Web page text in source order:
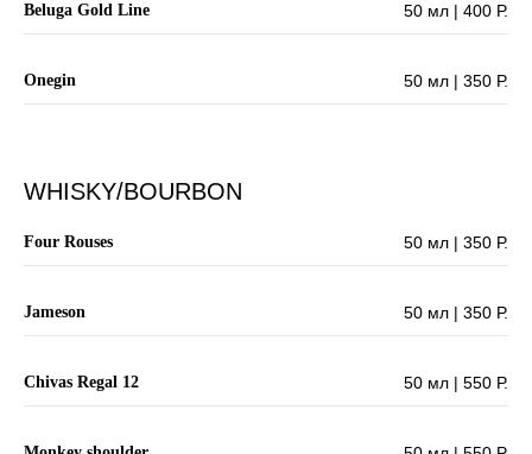
Beluga Gold Line 50 мл | 400 Р.
Onegin 50 мл | 350 Р.
WHISKY/BOURBON
Four Rouses 50 мл | 350 Р.
Jameson 50 мл | 350 Р.
Chivas Regal 12 50 мл | 550 Р.